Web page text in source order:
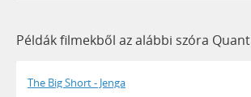
Példák filmekből az alábbi szóra Quant
The Big Short - Jenga